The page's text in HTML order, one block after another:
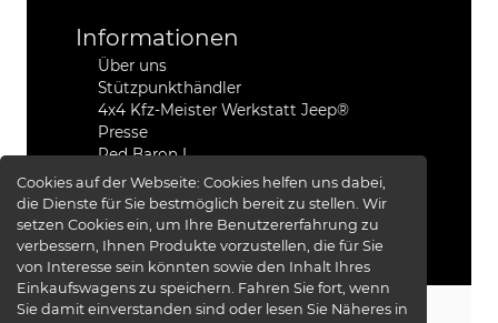
Cookies auf der Webseite:Cookies helfen uns dabei,
die Dienste für Sie bestmöglich bereit zu stellen. Wir
setzen Cookies ein, um Ihre Benutzererfahrung zu
verbessern, Ihnen Produkte vorzustellen, die für Sie
von Interesse sein könnten sowie den Inhalt Ihres
Einkaufswagens zu speichern. Fahren Sie fort, wenn
Sie damit einverstanden sind oder lesen Sie Näheres in
Informationen
Über uns
Stützpunkthändler
4x4 Kfz-Meister Werkstatt Jeep®
Presse
Red Baron I
Red Baron II
XRRA
Bildergalerie
© 2026 -
KS-TUNING